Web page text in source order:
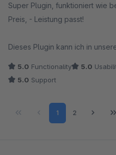
Super Plugin, funktioniert wie
Preis, - Leistung passt!
Dieses Plugin kann ich in
5.0 Functionality 5.0
5.0 Support
Page
1 Page
2